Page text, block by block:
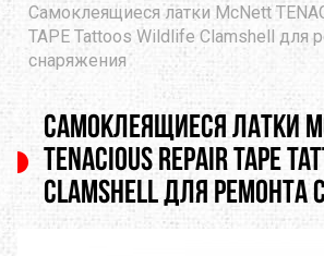
Самоклеящиеся латки McNett
TAPE Tattoos Wildlife Clamshell для
снаряжения
Самоклеящиеся латки
TENACIOUS REPAIR
Clamshell для ремонта